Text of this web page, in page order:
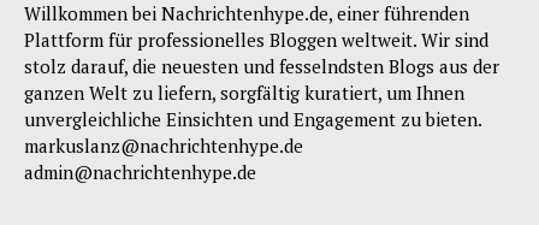
Willkommen bei Nachrichtenhype.de, einer führenden
Plattform für professionelles Bloggen weltweit. Wir sind
stolz darauf, die neuesten und fesselndsten Blogs aus der
ganzen Welt zu liefern, sorgfältig kuratiert, um Ihnen
unvergleichliche Einsichten und Engagement zu bieten.
markuslanz@nachrichtenhype.de
admin@nachrichtenhype.de